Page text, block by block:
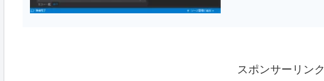
スポンサーリンク